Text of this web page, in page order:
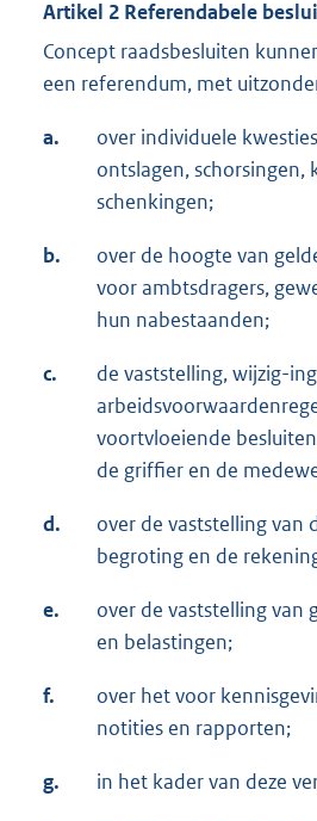
Artikel 2 Referendabele
Concept raadsbesluiten
een referendum, met
a.
over individuele
ontslagen, schorsingen,
schenkingen;
b.
over de hoogte van
voor ambtsdragers,
hun nabestaanden;
c.
de vaststelling, wijzig-
voortvloeiende
de griffier en de
d.
over de vaststelling van
begroting en de
e.
over de vaststelling van
en belastingen;
f.
over het voor
notities en rapporten;
g. in het kader van deze